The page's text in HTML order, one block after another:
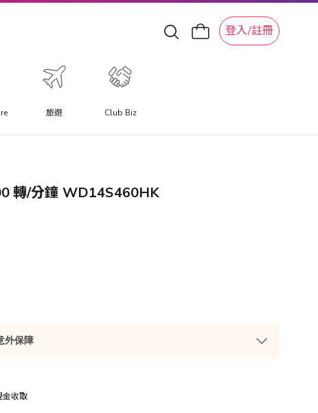
登入/註冊
旅遊 Club Biz
轉/分鐘 WD14S460HK
外保障
金收取